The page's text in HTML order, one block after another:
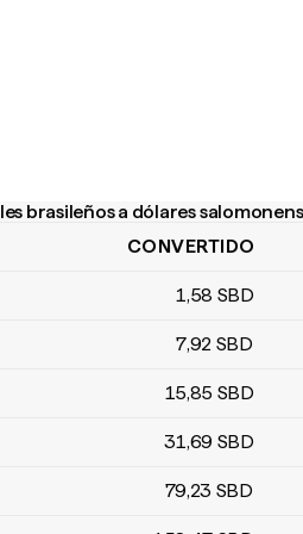
brasileños a dólares
brasileños a dólares salomonenses
CONVERTIDO
1,58 SBD
7,92 SBD
15,85 SBD
31,69 SBD
79,23 SBD